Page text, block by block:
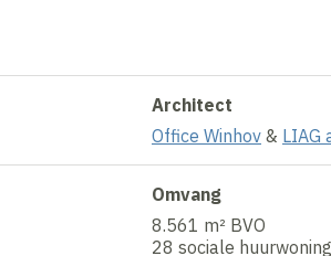
Architect
Office Winhov & LIAG
Omvang
8.561 m² BVO
28 sociale